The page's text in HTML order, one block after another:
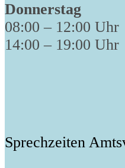
Donnerstag
08:00 – 12:00 Uhr
14:00 – 19:00 Uhr
Sprechzeiten